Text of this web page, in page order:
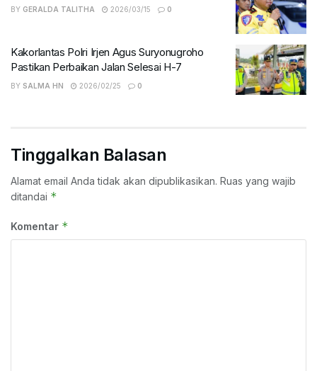
BY GERALDA TALITHA 2026/03/15 0
Kakorlantas Polri Irjen Agus Suryonugroho
Pastikan Perbaikan Jalan Selesai H-7
BY SALMA HN 2026/02/25 0
Tinggalkan Balasan
Alamat email Anda tidak akan dipublikasikan. Ruas yang wajib
ditandai *
Komentar *